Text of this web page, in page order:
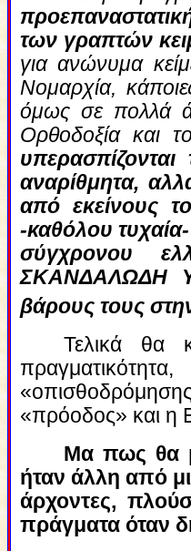
των γραπτών
για ανώνυμα
Νομαρχία,
όμως σε πολλά
Ορθοδοξία και
αναρίθμητα,
από εκείνους
-καθόλου
σύγχρονου
ΣΚΑΝΔΑΛΩΔΗ
βάρους τους
Τελικά θα
«πρόοδος» και η
Μα πως θα
ήταν άλλη από
άρχοντες,
πράγματα όταν